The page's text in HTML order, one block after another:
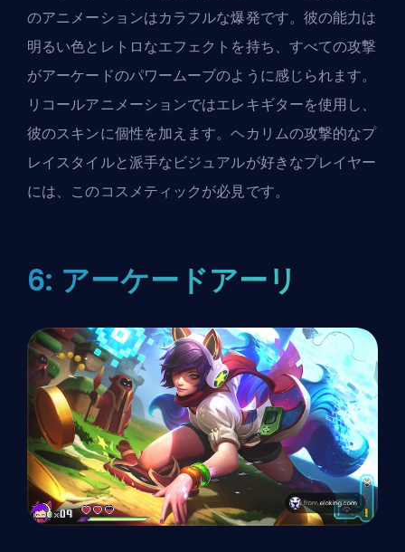
のアニメーションはカラフルな爆発です。彼の能力は
明るい色とレトロなエフェクトを持ち、すべての攻撃
がアーケードのパワームーブのように感じられます。
リコールアニメーションではエレキギターを使用し、
彼のスキンに個性を加えます。ヘカリムの攻撃的なプ
レイスタイルと派手なビジュアルが好きなプレイヤー
には、このコスメティックが必見です。
6: アーケードアーリ